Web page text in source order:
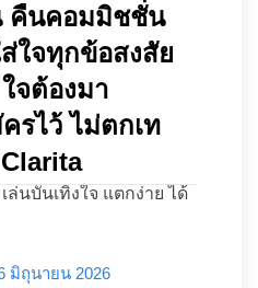
คืนคอมมิชชั่น
ใจทุกข้อสงสัย
จต้องมา
รไว้ ไม่ตกเท
ล่นบันเทิงใจ แตกง่าย ได้
มิถุนายน 2026